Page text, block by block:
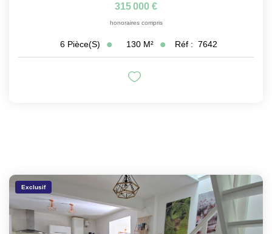
315 000 €
honoraires compris
6 Pièce(s) 130 M² Réf : 7642
Exclusif